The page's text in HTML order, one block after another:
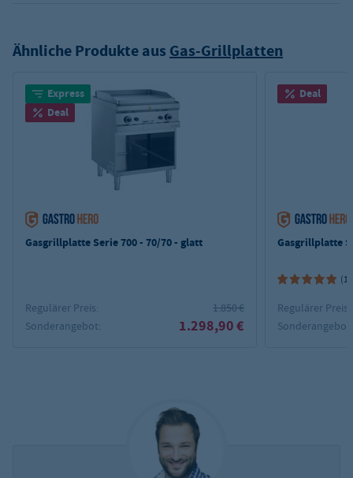
Ähnliche Produkte aus Gas-Grillplatten
Express
Deal
Gasgrillplatte Serie 700 - 70/70 - glatt
Regulärer Preis:
1.850 €
Sonderangebot:
1.298,90 €
Deal
Gasgrillplatte
(1)
Regulärer Preis:
Sonderangebot: